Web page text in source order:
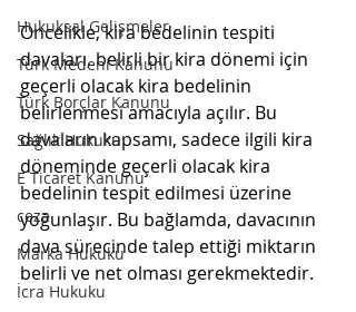
Hukuksal Gelişmeler
Türk Medeni Kanunu
Türk Borçlar Kanunu
Sağlık Hukuku
E Ticaret Kanunu
ceza
Marka Hukuku
İcra Hukuku
Öncelikle, kira bedelinin tespiti
davaları, belirli bir kira dönemi için
geçerli olacak kira bedelinin
belirlenmesi amacıyla açılır. Bu
davaların kapsamı, sadece ilgili kira
döneminde geçerli olacak kira
bedelinin tespit edilmesi üzerine
yoğunlaşır. Bu bağlamda, davacının
dava sürecinde talep ettiği miktarın
belirli ve net olması gerekmektedir.